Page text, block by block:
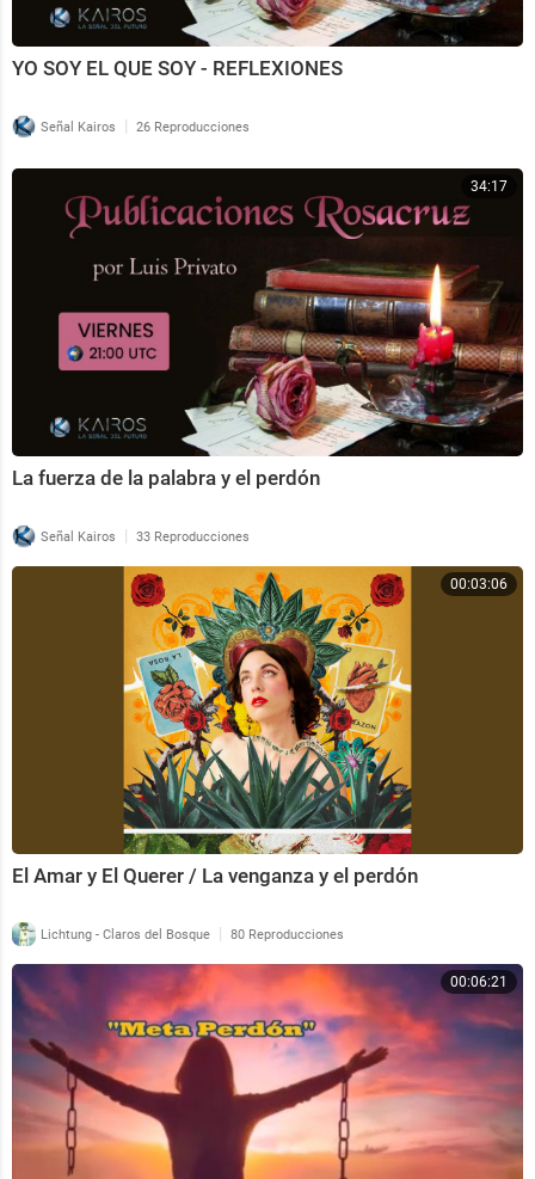
YO SOY EL QUE SOY - REFLEXIONES
Señal Kairos | 26 Reproducciones
34:17
La fuerza de la palabra y el perdón
Señal Kairos | 33 Reproducciones
00:03:06
El Amar y El Querer / La venganza y el perdón
Lichtung - Claros del Bosque | 80 Reproducciones
00:06:21